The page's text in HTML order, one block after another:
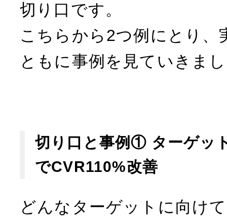
切り口です。
こちらから2つ例にとり、
ともに事例を見ていきま
切り口と事例① ターゲッ
でCVR110%改善
どんなターゲットに向け